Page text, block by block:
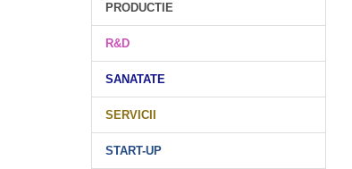
PRODUCTIE
R&D
SANATATE
SERVICII
START-UP